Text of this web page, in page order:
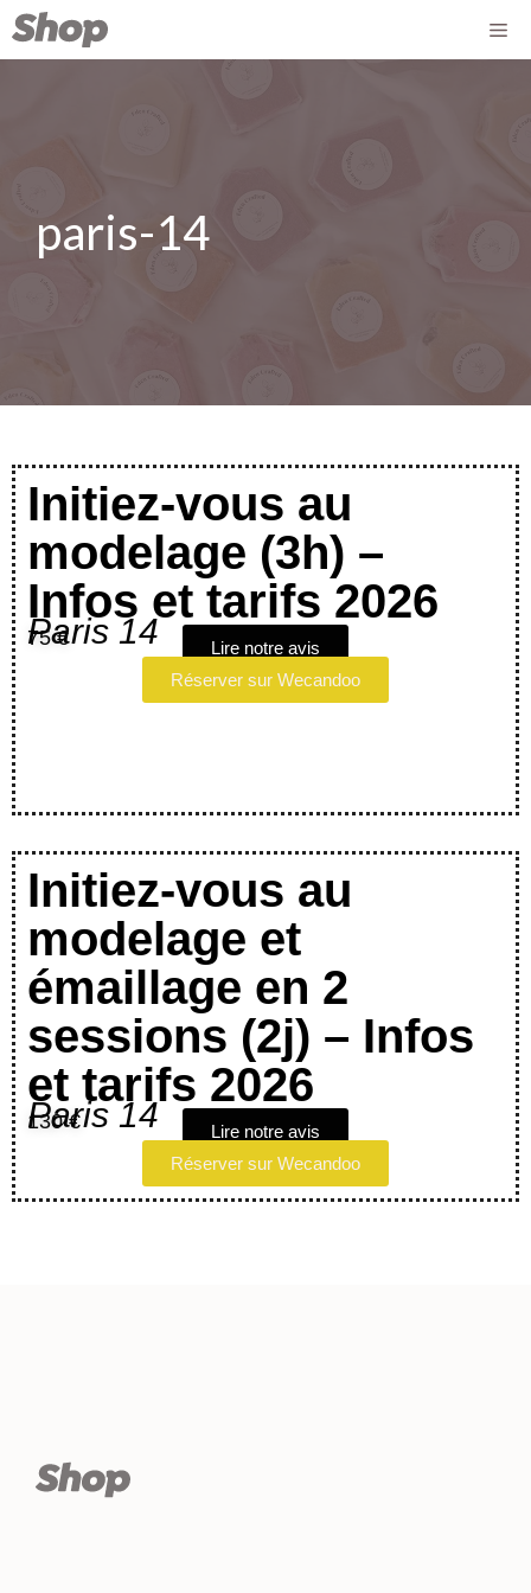
paris-14
Initiez-vous au
modelage (3h) –
Infos et tarifs 2026
Paris 14
75 €
Lire notre avis
Réserver sur Wecandoo
Initiez-vous au
modelage et
émaillage en 2
sessions (2j) – Infos
et tarifs 2026
Paris 14
130 €
Lire notre avis
Réserver sur Wecandoo